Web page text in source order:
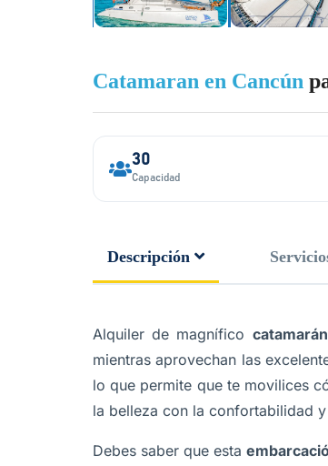
Catamaran en Cancún
30
Capacidad
Descripción
Alquiler de magnífico
mientras aprovechan las
lo que permite que te movilices
la belleza con la confortabilidad
Debes saber que esta